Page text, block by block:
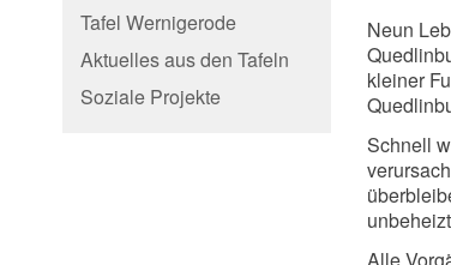
Tafel Wernigerode
Aktuelles aus den Tafeln
Soziale Projekte
Neun
kleiner
Schnell
Alle